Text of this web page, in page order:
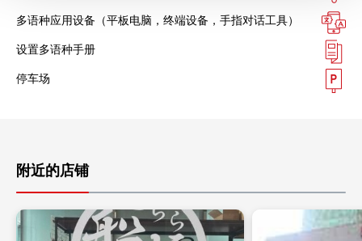
多语种应用设备（平板电脑，终端设备，手指对话工具）
设置多语种手册
停车场
附近的店铺